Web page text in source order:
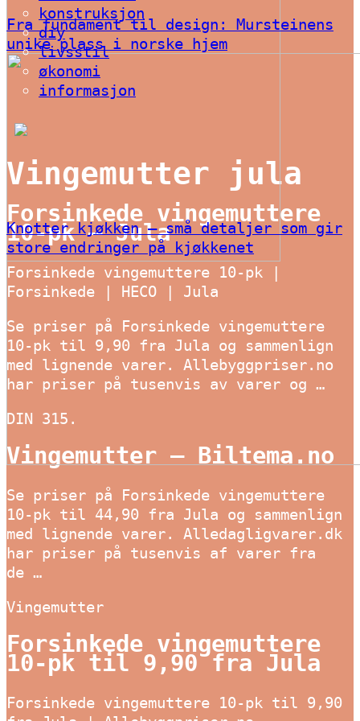
Fra fundament til design: Mursteinens
unike plass i norske hjem
Knotter kjøkken – små detaljer som gir
store endringer på kjøkkenet
konstruksjon
diy
livsstil
økonomi
informasjon
Vingemutter jula
Forsinkede vingemuttere
10-pk – Jula
Forsinkede vingemuttere 10-pk |
Forsinkede | HECO | Jula
Se priser på Forsinkede vingemuttere
10-pk til 9,90 fra Jula og sammenlign
med lignende varer. Allebyggpriser.no
har priser på tusenvis av varer og …
DIN 315.
Vingemutter – Biltema.no
Se priser på Forsinkede vingemuttere
10-pk til 44,90 fra Jula og sammenlign
med lignende varer. Alledagligvarer.dk
har priser på tusenvis af varer fra
de …
Vingemutter
Forsinkede vingemuttere
10-pk til 9,90 fra Jula
Forsinkede vingemuttere 10-pk til 9,90